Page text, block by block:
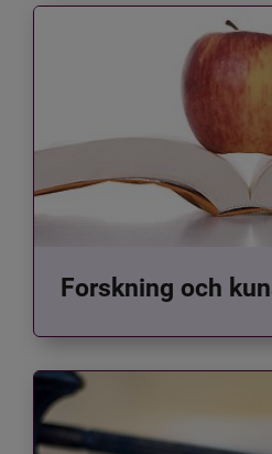
Forskning och